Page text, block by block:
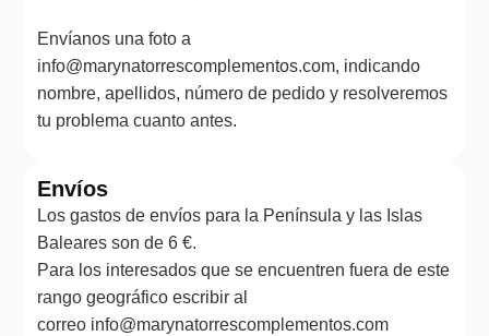
Envíanos una foto a
info@marynatorrescomplementos.com, indicando
nombre, apellidos, número de pedido y resolveremos
tu problema cuanto antes.
Envíos
Los gastos de envíos para la Península y las Islas
Baleares son de 6 €.
Para los interesados que se encuentren fuera de este
rango geográfico escribir al
correo info@marynatorrescomplementos.com